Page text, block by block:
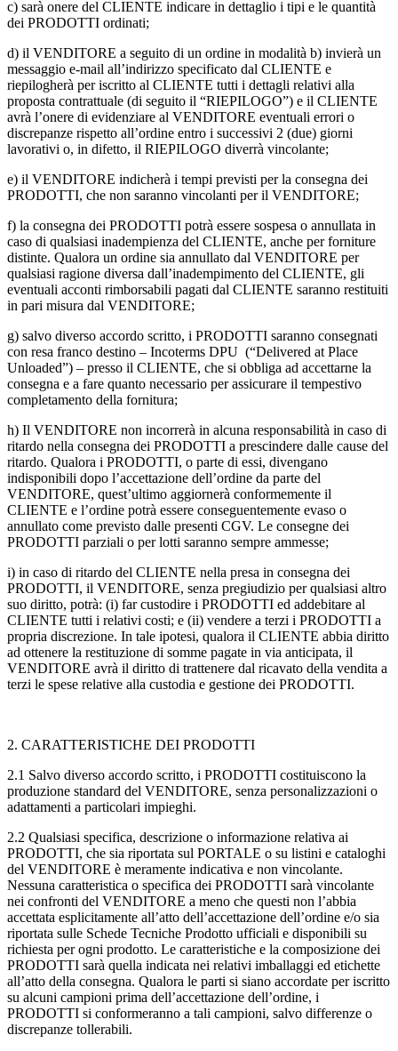
c) sarà onere del CLIENTE indicare in dettaglio i tipi e le quantità
dei PRODOTTI ordinati;
d) il VENDITORE a seguito di un ordine in modalità b) invierà un
messaggio e-mail all’indirizzo specificato dal CLIENTE e
riepilogherà per iscritto al CLIENTE tutti i dettagli relativi alla
proposta contrattuale (di seguito il “RIEPILOGO”) e il CLIENTE
avrà l’onere di evidenziare al VENDITORE eventuali errori o
discrepanze rispetto all’ordine entro i successivi 2 (due) giorni
lavorativi o, in difetto, il RIEPILOGO diverrà vincolante;
e) il VENDITORE indicherà i tempi previsti per la consegna dei
PRODOTTI, che non saranno vincolanti per il VENDITORE;
f) la consegna dei PRODOTTI potrà essere sospesa o annullata in
caso di qualsiasi inadempienza del CLIENTE, anche per forniture
distinte. Qualora un ordine sia annullato dal VENDITORE per
qualsiasi ragione diversa dall’inadempimento del CLIENTE, gli
eventuali acconti rimborsabili pagati dal CLIENTE saranno restituiti
in pari misura dal VENDITORE;
g) salvo diverso accordo scritto, i PRODOTTI saranno consegnati
con resa franco destino – Incoterms DPU (“Delivered at Place
Unloaded”) – presso il CLIENTE, che si obbliga ad accettarne la
consegna e a fare quanto necessario per assicurare il tempestivo
completamento della fornitura;
h) Il VENDITORE non incorrerà in alcuna responsabilità in caso di
ritardo nella consegna dei PRODOTTI a prescindere dalle cause del
ritardo. Qualora i PRODOTTI, o parte di essi, divengano
indisponibili dopo l’accettazione dell’ordine da parte del
VENDITORE, quest’ultimo aggiornerà conformemente il
CLIENTE e l’ordine potrà essere conseguentemente evaso o
annullato come previsto dalle presenti CGV. Le consegne dei
PRODOTTI parziali o per lotti saranno sempre ammesse;
i) in caso di ritardo del CLIENTE nella presa in consegna dei
PRODOTTI, il VENDITORE, senza pregiudizio per qualsiasi altro
suo diritto, potrà: (i) far custodire i PRODOTTI ed addebitare al
CLIENTE tutti i relativi costi; e (ii) vendere a terzi i PRODOTTI a
propria discrezione. In tale ipotesi, qualora il CLIENTE abbia diritto
ad ottenere la restituzione di somme pagate in via anticipata, il
VENDITORE avrà il diritto di trattenere dal ricavato della vendita a
terzi le spese relative alla custodia e gestione dei PRODOTTI.
2. CARATTERISTICHE DEI PRODOTTI
2.1 Salvo diverso accordo scritto, i PRODOTTI costituiscono la
produzione standard del VENDITORE, senza personalizzazioni o
adattamenti a particolari impieghi.
2.2 Qualsiasi specifica, descrizione o informazione relativa ai
PRODOTTI, che sia riportata sul PORTALE o su listini e cataloghi
del VENDITORE è meramente indicativa e non vincolante.
Nessuna caratteristica o specifica dei PRODOTTI sarà vincolante
nei confronti del VENDITORE a meno che questi non l’abbia
accettata esplicitamente all’atto dell’accettazione dell’ordine e/o sia
riportata sulle Schede Tecniche Prodotto ufficiali e disponibili su
richiesta per ogni prodotto. Le caratteristiche e la composizione dei
PRODOTTI sarà quella indicata nei relativi imballaggi ed etichette
all’atto della consegna. Qualora le parti si siano accordate per iscritto
su alcuni campioni prima dell’accettazione dell’ordine, i
PRODOTTI si conformeranno a tali campioni, salvo differenze o
discrepanze tollerabili.